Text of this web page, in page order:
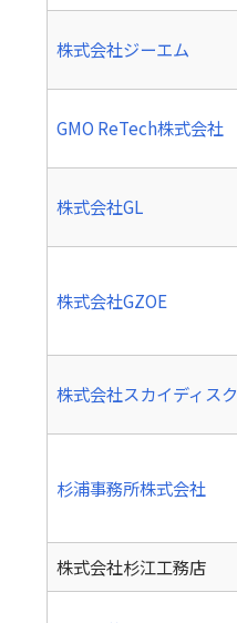
株式会社ジーエム
GMO ReTech株式会社
株式会社GL
株式会社GZOE
株式会社スカイディスク
杉浦事務所株式会社
株式会社杉江工務店